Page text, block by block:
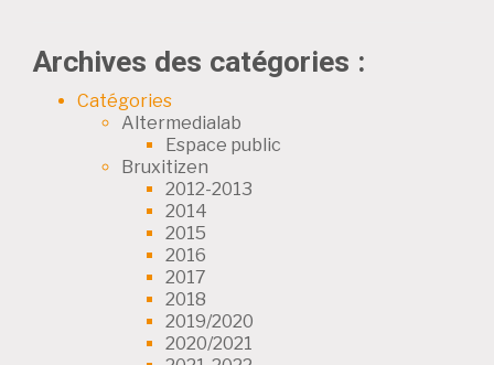
Archives des catégories :
Catégories
Altermedialab
Espace public
Bruxitizen
2012-2013
2014
2015
2016
2017
2018
2019/2020
2020/2021